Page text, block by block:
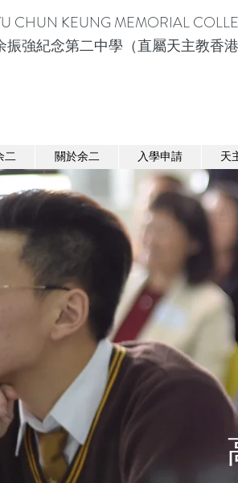
CHUN KEUNG MEMORIAL
振強紀念第二中學（直屬天主教香港
二 關於余二 入學申請 天